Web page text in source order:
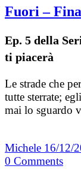
Fuori –
Ep. 5 della
ti piacerà
Le strade che
tutte sterrate;
mai lo sguardo
Michele 16/12/
0 Comments